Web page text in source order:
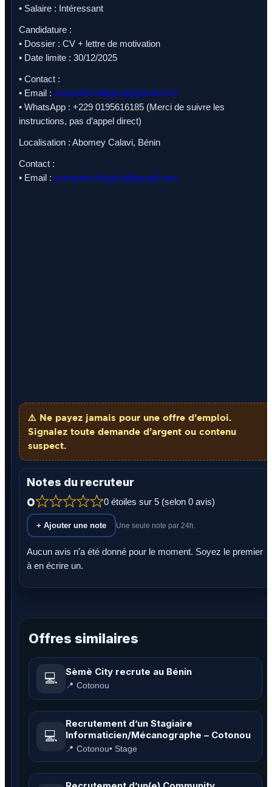
• Salaire : Intéressant
Candidature :
• Dossier : CV + lettre de motivation
• Date limite : 30/12/2025
• Contact :
• Email : computer.village.bj@gmail.com
• WhatsApp : +229 0195616185 (Merci de suivre les
instructions, pas d’appel direct)
Localisation : Abomey Calavi, Bénin
Contact :
• Email : computer.village.bj@gmail.com
⚠️ Ne payez jamais pour une offre d’emploi.
Signalez toute demande d’argent ou contenu
suspect.
Notes du recruteur
0 0 étoiles sur 5 (selon 0 avis)
+ Ajouter une note Une seule note par 24h.
Aucun avis n’a été donné pour le moment. Soyez le premier
à en écrire un.
Offres similaires
💻 Sèmè City recrute au Bénin
📍 Cotonou
💻
Recrutement d’un Stagiaire
Informaticien/Mécanographe – Cotonou
📍 Cotonou• Stage